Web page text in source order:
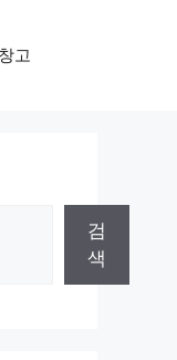
고
검
색